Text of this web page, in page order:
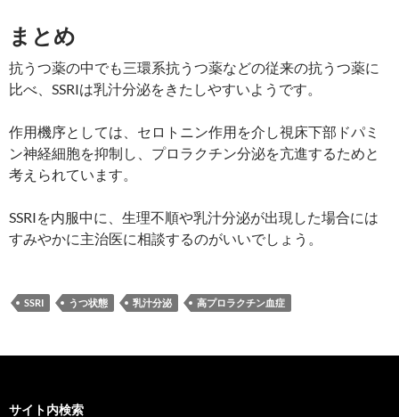
まとめ
抗うつ薬の中でも三環系抗うつ薬などの従来の抗うつ薬に
比べ、SSRIは乳汁分泌をきたしやすいようです。
作用機序としては、セロトニン作用を介し視床下部ドパミ
ン神経細胞を抑制し、プロラクチン分泌を亢進するためと
考えられています。
SSRIを内服中に、生理不順や乳汁分泌が出現した場合には
すみやかに主治医に相談するのがいいでしょう。
SSRI うつ状態 乳汁分泌 高プロラクチン血症
サイト内検索